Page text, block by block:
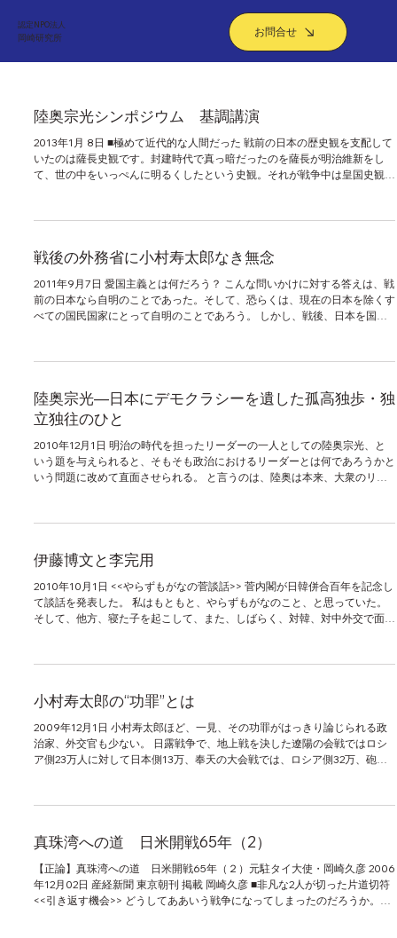
お問合せ
認定NPO法人
​岡崎研究所
陸奥宗光シンポジウム 基調講演
2013年1月 8日 ■極めて近代的な人間だった 戦前の日本の歴史観を支配して
いたのは薩長史観です。封建時代で真っ暗だったのを薩長が明治維新をし
て、世の中をいっぺんに明るくしたという史観。それが戦争中は皇国史観に
戦後の外務省に小村寿太郎なき無念
2011年9月7日 愛国主義とは何だろう？ こんな問いかけに対する答えは、戦
前の日本なら自明のことであった。そして、恐らくは、現在の日本を除くす
べての国民国家にとって自明のことであろう。 しかし、戦後、日本を国家
陸奥宗光―日本にデモクラシーを遺した孤高独歩・独
立独往のひと
2010年12月1日 明治の時代を担ったリーダーの一人としての陸奥宗光、と
いう題を与えられると、そもそも政治におけるリーダーとは何であろうかと
いう問題に改めて直面させられる。 と言うのは、陸奥は本来、大衆のリー
伊藤博文と李完用
2010年10月1日 <<やらずもがなの菅談話>> 菅内閣が日韓併合百年を記念し
て談話を発表した。 私はもともと、やらずもがなのこと、と思っていた。
そして、他方、寝た子を起こして、また、しばらく、対韓、対中外交で面倒
小村寿太郎の“功罪”とは
2009年12月1日 小村寿太郎ほど、一見、その功罪がはっきり論じられる政
治家、外交官も少ない。 日露戦争で、地上戦を決した遼陽の会戦ではロシ
ア側23万人に対して日本側13万、奉天の大会戦では、ロシア側32万、砲
真珠湾への道 日米開戦65年（2）
【正論】真珠湾への道 日米開戦65年（２）元駐タイ大使・岡崎久彦 2006
年12月02日 産経新聞 東京朝刊 掲載 岡崎久彦 ■非凡な2人が切った片道切符
<<引き返す機会>> どうしてああいう戦争になってしまったのだろうか。何